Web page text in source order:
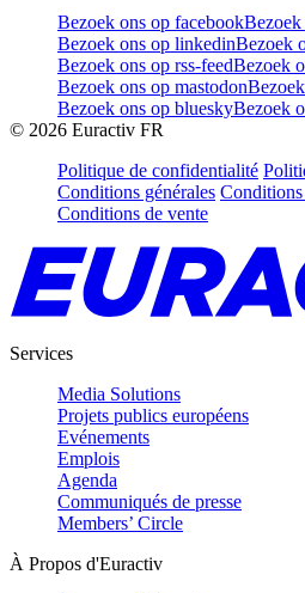
Bezoek ons op facebook
Bezoek ons op linkedinBezoek
Bezoek ons op rss-feedBezoek
Bezoek ons op mastodon
Bezoek ons op blueskyBezoek
© 2026 Euractiv FR
Politique de confidentialité
Conditions générales Conditions
Conditions de vente
Services
Media Solutions
Projets publics européens
Evénements
Emplois
Agenda
Communiqués de presse
Members’ Circle
À Propos d'Euractiv